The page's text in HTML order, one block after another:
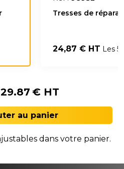
Tresses de
24,87 € HT Les
29.87 € HT
au panier
dans votre panier.